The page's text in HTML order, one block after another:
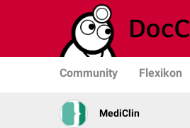
Community Flexikon
MediClin